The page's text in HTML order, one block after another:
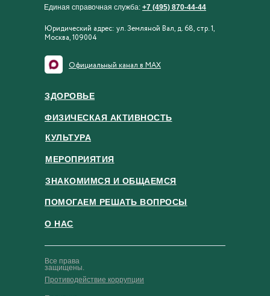
Юридический адрес: ул. Земляной Вал, д. 68, стр. 1,
Москва, 109004
Официальный канал в MAX
ЗДОРОВЬЕ
ФИЗИЧЕСКАЯ АКТИВНОСТЬ
КУЛЬТУРА
МЕРОПРИЯТИЯ
ЗНАКОМИМСЯ И ОБЩАЕМСЯ
Все права
защищены.
Единая справочная служба: +7 (495) 870-44-44
Противодействие коррупции
ПОМОГАЕМ РЕШАТЬ ВОПРОСЫ
О НАС